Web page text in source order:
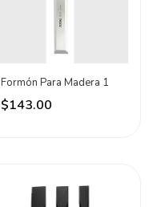
Formón Para Madera 1
$143.00